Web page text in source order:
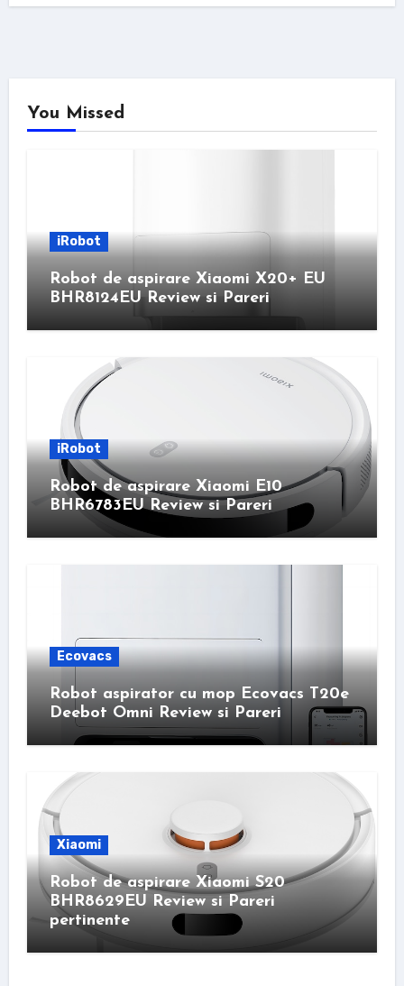
You Missed
iRobot
Robot de aspirare Xiaomi X20+ EU
BHR8124EU Review si Pareri
iRobot
Robot de aspirare Xiaomi E10
BHR6783EU Review si Pareri
Ecovacs
Robot aspirator cu mop Ecovacs T20e
Deebot Omni Review si Pareri
Xiaomi
Robot de aspirare Xiaomi S20
BHR8629EU Review si Pareri
pertinente